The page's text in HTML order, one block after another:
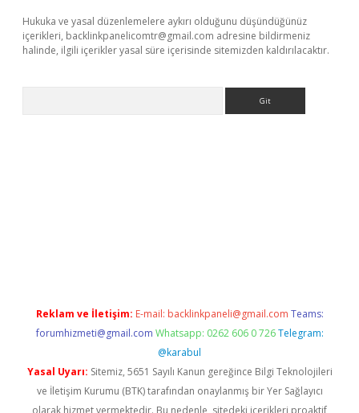
Hukuka ve yasal düzenlemelere aykırı olduğunu düşündüğünüz
içerikleri, backlinkpanelicomtr@gmail.com adresine bildirmeniz
halinde, ilgili içerikler yasal süre içerisinde sitemizden kaldırılacaktır.
Reklam ve İletişim: E-mail: backlinkpaneli@gmail.com Teams:
forumhizmeti@gmail.com Whatsapp: 0262 606 0 726 Telegram:
@karabul
Yasal Uyarı: Sitemiz, 5651 Sayılı Kanun gereğince Bilgi Teknolojileri
ve İletişim Kurumu (BTK) tarafından onaylanmış bir Yer Sağlayıcı
olarak hizmet vermektedir. Bu nedenle, sitedeki içerikleri proaktif